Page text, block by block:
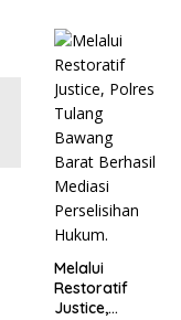
Ungkap
Kasus Tindak
Pidana
Narkotika di
Kecamatan
Lambu
Kibang.
Melalui
Restoratif
Justice,